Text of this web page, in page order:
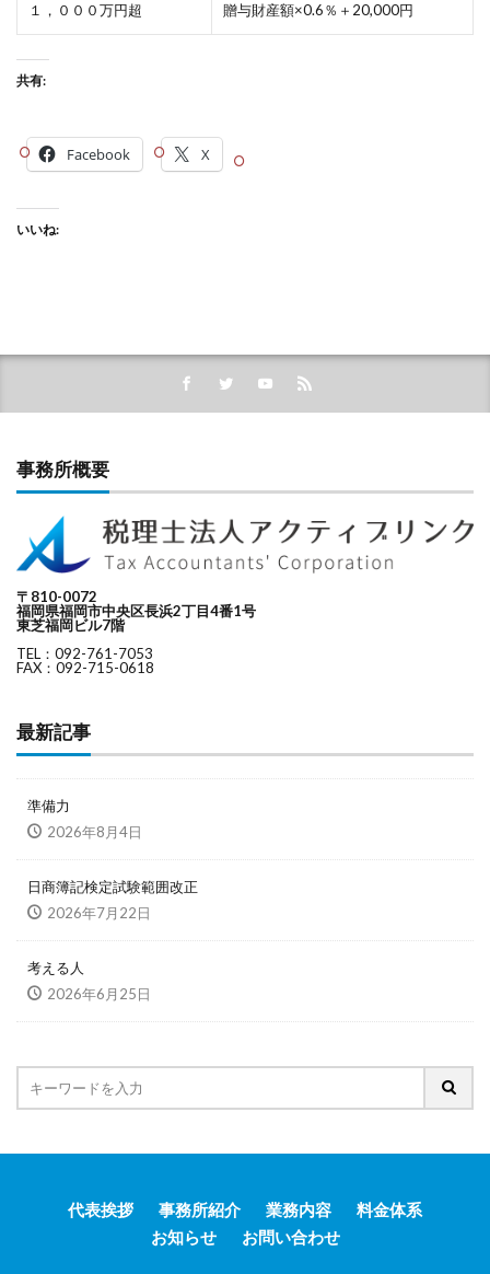
１，０００万円超 贈与財産額×0.6％＋20,000円
共有:
Facebook X
いいね:
事務所概要
〒810-0072
福岡県福岡市中央区長浜2丁目4番1号
東芝福岡ビル7階
TEL：092-761-7053
FAX：092-715-0618
最新記事
準備力
2026年8月4日
日商簿記検定試験範囲改正
2026年7月22日
考える人
2026年6月25日
代表挨拶 事務所紹介 業務内容
料金体系
お知らせ
お問い合わせ